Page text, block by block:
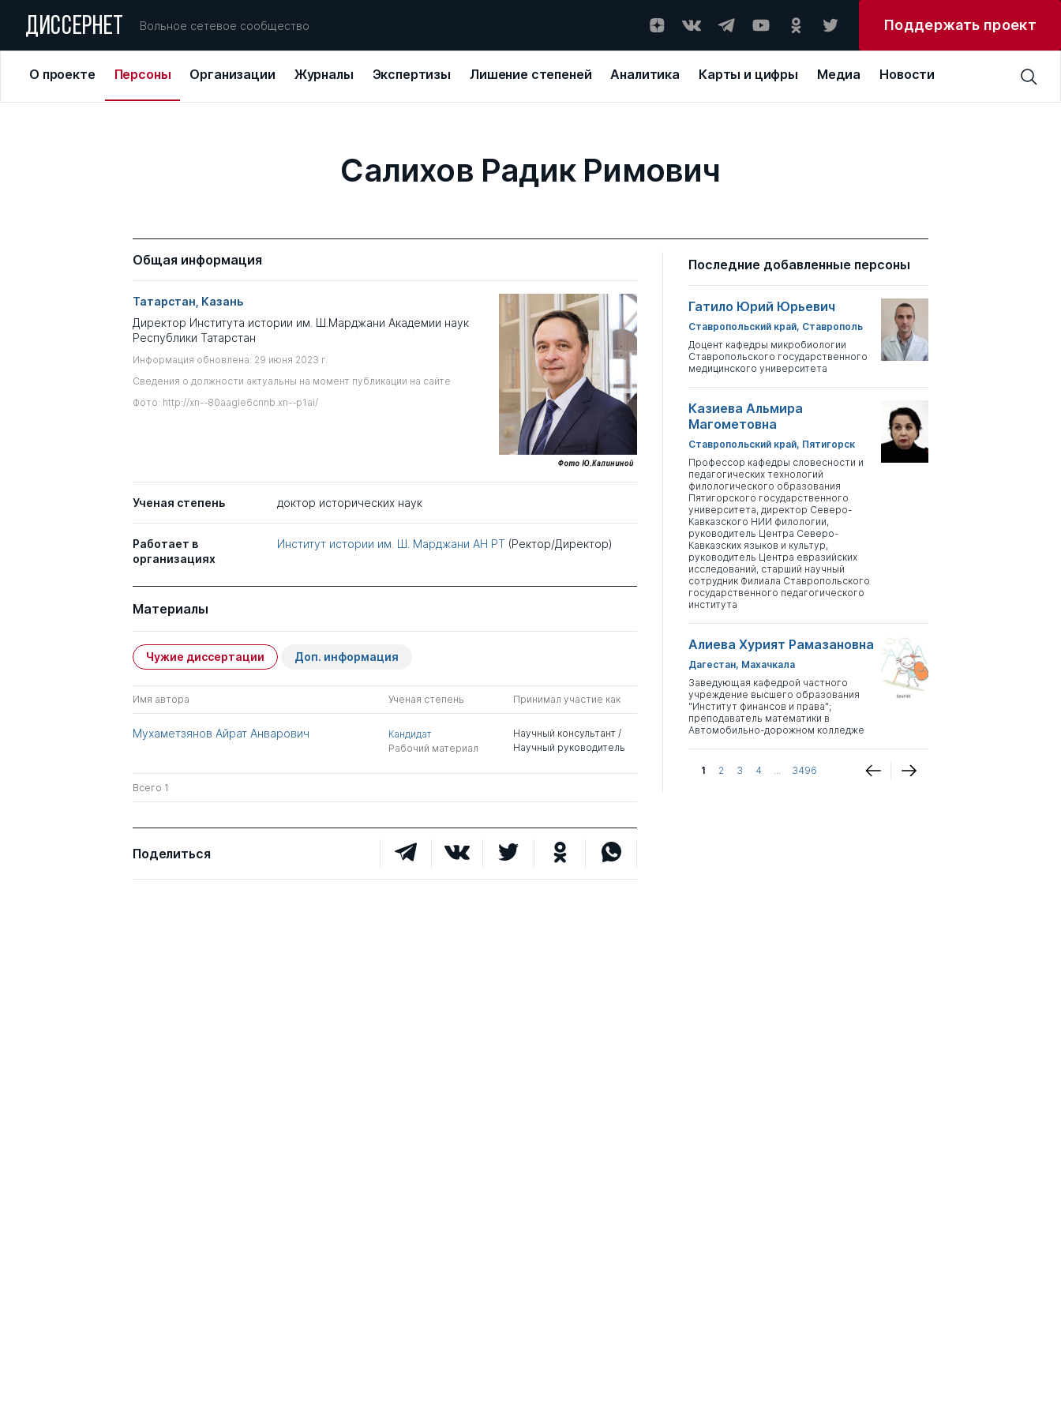
ДИССЕРНЕТ Вольное сетевое сообщество Поддержать проект
О проекте Персоны Организации Журналы Экспертизы Лишение степеней Аналитика Карты и цифры Медиа Новости
Салихов Радик Римович
Общая информация
Татарстан, Казань
Директор Института истории им. Ш.Марджани Академии наук
Республики Татарстан
Информация обновлена: 29 июня 2023 г.
Сведения о должности актуальны на момент публикации на сайте
Фото: http://xn--80aagie6cnnb.xn--p1ai/
Ученая степень доктор исторических наук
Работает в
организациях
Институт истории им. Ш. Марджани АН РТ (Ректор/Директор)
Материалы
Чужие диссертации Доп. информация
Имя автора Ученая степень Принимал участие как
Мухаметзянов Айрат Анварович
Кандидат
Рабочий материал
Научный консультант /
Научный руководитель
Всего 1
Поделиться
Последние добавленные персоны
Гатило Юрий Юрьевич
Ставропольский край, Ставрополь
Доцент кафедры микробиологии
Ставропольского государственного
медицинского университета
Казиева Альмира
Магометовна
Ставропольский край, Пятигорск
Профессор кафедры словесности и
педагогических технологий
филологического образования
Пятигорского государственного
университета, директор Северо-
Кавказского НИИ филологии,
руководитель Центра Северо-
Кавказских языков и культур,
руководитель Центра евразийских
исследований, старший научный
сотрудник Филиала Ставропольского
государственного педагогического
института
Алиева Хурият Рамазановна
Дагестан, Махачкала
Заведующая кафедрой частного
учреждение высшего образования
"Институт финансов и права";
преподаватель математики в
Автомобильно-дорожном колледже
1 2 3 4 ... 3496